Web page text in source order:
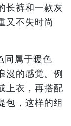
长裤和一款灰
又不失时尚
同属于暖色
漫的感觉。例
上衣，再搭配
包，这样的组